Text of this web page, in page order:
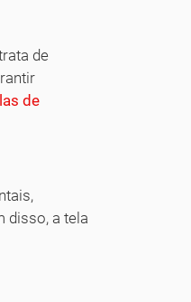
de
de
disso, a tela